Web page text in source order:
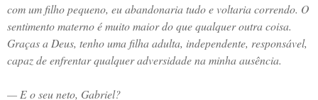
com um filho pequeno, eu abandonaria tudo e voltaria correndo. O
sentimento materno é muito maior do que qualquer outra coisa.
Graças a Deus, tenho uma filha adulta, independente, responsável,
capaz de enfrentar qualquer adversidade na minha ausência.
— E o seu neto, Gabriel?